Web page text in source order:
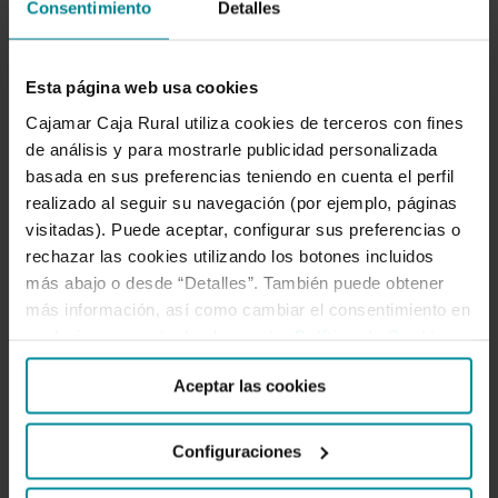
Consentimiento Detalles
Esta página web usa cookies
Cajamar Caja Rural utiliza cookies de terceros con fines
de análisis y para mostrarle publicidad personalizada
basada en sus preferencias teniendo en cuenta el perfil
realizado al seguir su navegación (por ejemplo, páginas
visitadas). Puede aceptar, configurar sus preferencias o
rechazar las cookies utilizando los botones incluidos
más abajo o desde “Detalles”. También puede obtener
más información, así como cambiar el consentimiento en
Aceptar las cookies
Configuraciones
la
Associació
Catalana,
la
D.O.
Pla
de
Bages,la
D.O.
Binissalem
la
Rueda
Cajamar suscribe
acuerdos con la
Associació Vinícola
Catalana, la D.O. Pla de
Bages,la D.O. Binissalem
Mallorca y la D.O. Rueda
en la BWW
El director territorial de Cajamar en
Catalunya y Baleares, Martín Tomás, y
el director territorial en Castilla y León,